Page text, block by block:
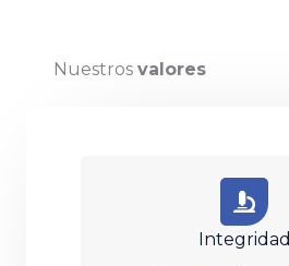
Nuestros valores
Integridad